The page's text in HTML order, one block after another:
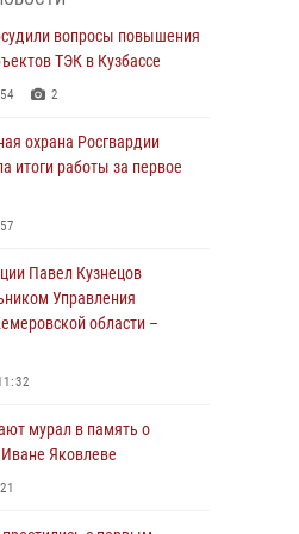
Олег Плохой поздравил
штатных
с
праздником
года вступает в силу новый
о частной охранной
предполагаемого
ножевого ранения
мужчину,
горожанки
вопросы повышения
ТЭК в Кузбассе
2
охрана Росгвардии
итоги работы за первое
Павел Кузнецов
Управления
области –
мурал в память о
Яковлеве